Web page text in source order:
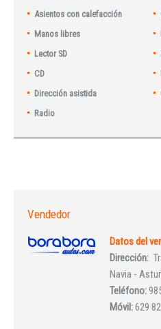
Asientos con calefacción
Manos libres
Lector SD
CD
Dirección asistida
Radio
Vendedor
Datos del
Dirección:
Navia -
Teléfono:
Móvil:629